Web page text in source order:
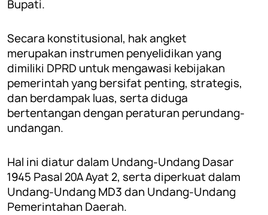
Bupati.
Secara konstitusional, hak angket
merupakan instrumen penyelidikan yang
dimiliki DPRD untuk mengawasi kebijakan
pemerintah yang bersifat penting, strategis,
dan berdampak luas, serta diduga
bertentangan dengan peraturan perundang-
undangan.
Hal ini diatur dalam Undang-Undang Dasar
1945 Pasal 20A Ayat 2, serta diperkuat dalam
Undang-Undang MD3 dan Undang-Undang
Pemerintahan Daerah.